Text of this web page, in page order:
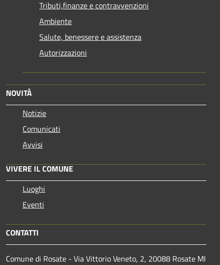
Tributi,finanze e contravvenzioni
Ambiente
Salute, benessere e assistenza
Autorizzazioni
NOVITÀ
Notizie
Comunicati
Avvisi
VIVERE IL COMUNE
Luoghi
Eventi
CONTATTI
Comune di Rosate - Via Vittorio Veneto, 2, 20088 Rosate MI